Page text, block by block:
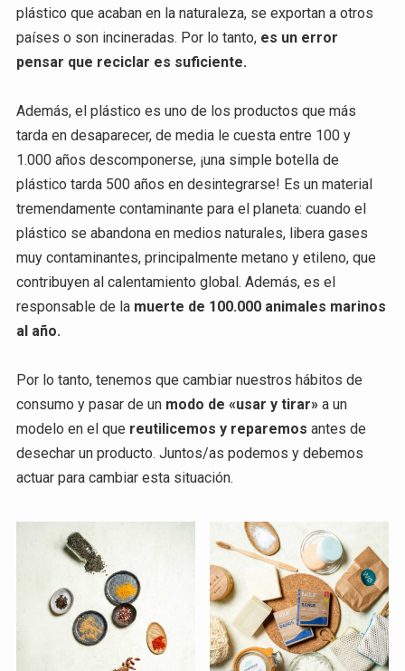
plástico que acaban en la naturaleza, se exportan a otros
países o son incineradas. Por lo tanto, es un error
pensar que reciclar es suficiente.
Además, el plástico es uno de los productos que más
tarda en desaparecer, de media le cuesta entre 100 y
1.000 años descomponerse, ¡una simple botella de
plástico tarda 500 años en desintegrarse! Es un material
tremendamente contaminante para el planeta: cuando el
plástico se abandona en medios naturales, libera gases
muy contaminantes, principalmente metano y etileno, que
contribuyen al calentamiento global. Además, es el
responsable de la muerte de 100.000 animales marinos
al año.
Por lo tanto, tenemos que cambiar nuestros hábitos de
consumo y pasar de un modo de «usar y tirar»a un
modelo en el que reutilicemos y reparemos antes de
desechar un producto. Juntos/as podemos y debemos
actuar para cambiar esta situación.